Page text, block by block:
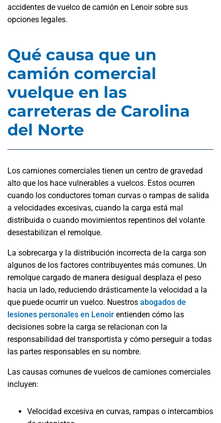
accidentes de vuelco de camión en Lenoir sobre sus
opciones legales.
Qué causa que un
camión comercial
vuelque en las
carreteras de Carolina
del Norte
Los camiones comerciales tienen un centro de gravedad
alto que los hace vulnerables a vuelcos. Estos ocurren
cuando los conductores toman curvas o rampas de salida
a velocidades excesivas, cuando la carga está mal
distribuida o cuando movimientos repentinos del volante
desestabilizan el remolque.
La sobrecarga y la distribución incorrecta de la carga son
algunos de los factores contribuyentes más comunes. Un
remolque cargado de manera desigual desplaza el peso
hacia un lado, reduciendo drásticamente la velocidad a la
que puede ocurrir un vuelco. Nuestros abogados de
lesiones personales en Lenoir entienden cómo las
decisiones sobre la carga se relacionan con la
responsabilidad del transportista y cómo perseguir a todas
las partes responsables en su nombre.
Las causas comunes de vuelcos de camiones comerciales
incluyen:
Velocidad excesiva en curvas, rampas o intercambios